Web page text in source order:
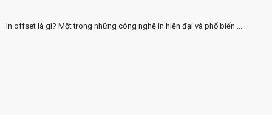
In offset là gì? Một trong những công nghệ in hiện đại và phổ biến ...